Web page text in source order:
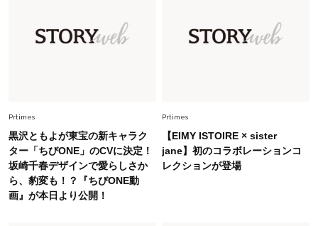
今、40代の「メガネ＆サングラス」のトレンド
に更新あり！“黒ぶち以外”が新定番に
旬着こなし3選。地味見え回避のコツは「バッグ
選び」！
Fashion 2026.7.9
スタイリストが本気で推す！40代がほどよく華
やぐ【甘め黒アイテム】3選
Prtimes
黒沢ともよが東宝の新キャラク
ター「ちびONE」のCVに決定！
坂崎千春デザインで愛らしさか
ら、豹変も！？『ちびONE動
画』が本日より公開！
Prtimes
【EIMY ISTOIRE × sister
jane】初のコラボレーションコ
レクションが登場